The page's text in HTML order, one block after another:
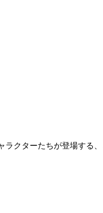
ラクターたちが登場する